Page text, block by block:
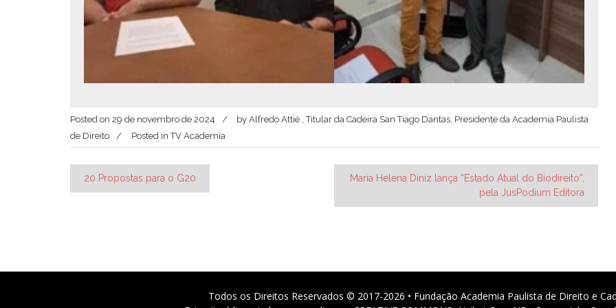
Posted on 29 de novembro de 2024 by Alfredo Attié , Titular da Cadeira San Tiago Dantas, Presidente da Academia Paulista
de Direito
Posted inTV Academia
Navegação
20 Propostas para o G20
Maria Helena Diniz lança “Estado Atual do Biodireito”,
pela JusPodium Editora
Todos os Direitos Reservados © 2017-2026 • Fundação Academia Paulista de Direito e